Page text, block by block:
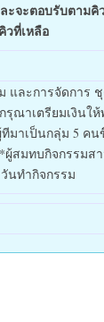
ะจะตอบรับตามคิ
วที่เหลือ
และการจัดการ
ณาเตรียมเงินใ
มาเป็นกลุ่ม 5 ค
สมทบกิจกรรมส
นทำกิจกรรม